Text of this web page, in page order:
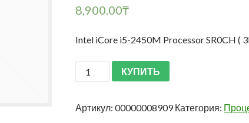
8,900.00₸
Intel iCore i5-2450M Processor SR0CH (
КУПИТЬ
Артикул:00000008909Категория: